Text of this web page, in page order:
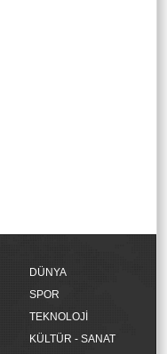
DÜNYA
SPOR
TEKNOLOJİ
KÜLTÜR - SANAT